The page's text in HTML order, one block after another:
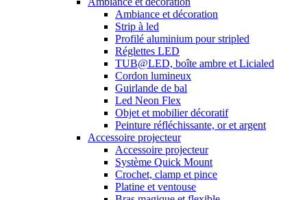
Ambiance et décoration
Strip à led
Profilé aluminium pour stripled
Réglettes LED
TUB@LED, boîte ambre et Licialed
Cordon lumineux
Guirlande de bal
Led Neon Flex
Objet et mobilier décoratif
Peinture réfléchissante, or et argent
Accessoire projecteur
Accessoire projecteur
Système Quick Mount
Crochet, clamp et pince
Platine et ventouse